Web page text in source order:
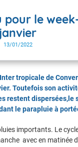
le
13/01/2022
tropicale de
Toutefois son
restent dispersées,le
le parapluie à
importants. Le
avec en matinée